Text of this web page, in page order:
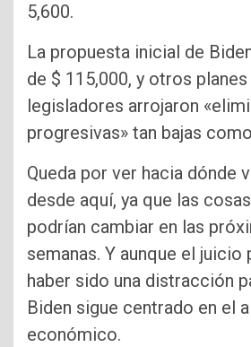
5,600.
La propuesta inicial de
de $ 115,000, y otros
legisladores arrojaron
progresivas» tan bajas
Queda por ver hacia dónde
desde aquí, ya que las
podrían cambiar en las
semanas. Y aunque el
haber sido una distracción
Biden sigue centrado en el
económico.